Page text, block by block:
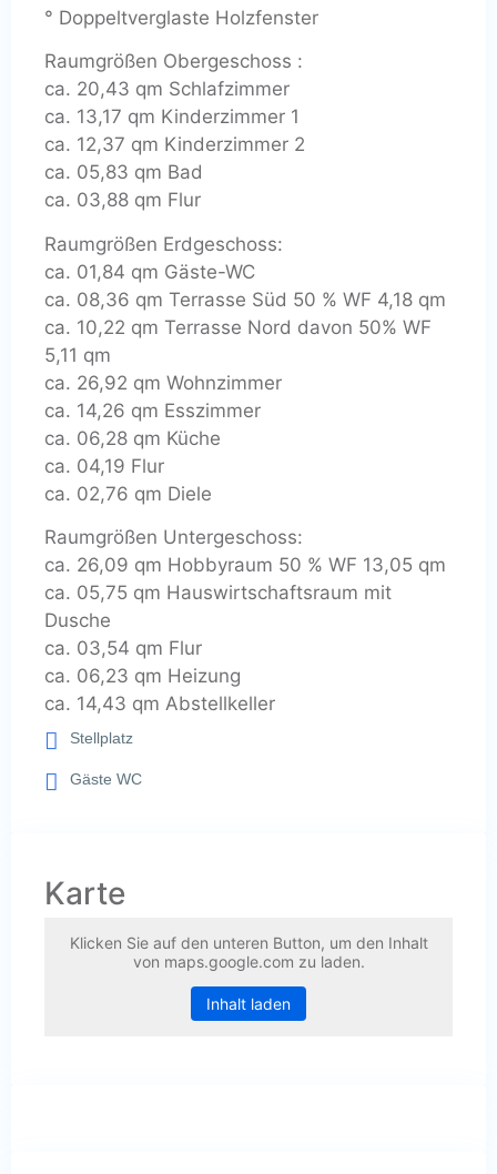
° Doppeltverglaste Holzfenster
Raumgrößen Obergeschoss :
ca. 20,43 qm Schlafzimmer
ca. 13,17 qm Kinderzimmer 1
ca. 12,37 qm Kinderzimmer 2
ca. 05,83 qm Bad
ca. 03,88 qm Flur
Raumgrößen Erdgeschoss:
ca. 01,84 qm Gäste-WC
ca. 08,36 qm Terrasse Süd 50 % WF 4,18 qm
ca. 10,22 qm Terrasse Nord davon 50% WF
5,11 qm
ca. 26,92 qm Wohnzimmer
ca. 14,26 qm Esszimmer
ca. 06,28 qm Küche
ca. 04,19 Flur
ca. 02,76 qm Diele
Raumgrößen Untergeschoss:
ca. 26,09 qm Hobbyraum 50 % WF 13,05 qm
ca. 05,75 qm Hauswirtschaftsraum mit
Dusche
ca. 03,54 qm Flur
ca. 06,23 qm Heizung
ca. 14,43 qm Abstellkeller
Stellplatz
Gäste WC
Karte
Klicken Sie auf den unteren Button, um den Inhalt
von maps.google.com zu laden.
Inhalt laden